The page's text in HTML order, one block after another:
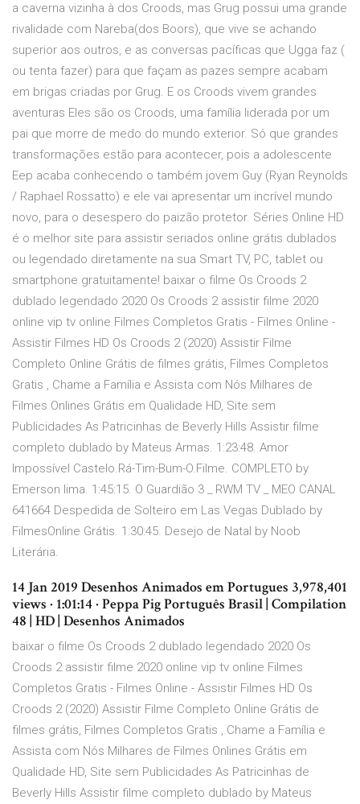
a caverna vizinha à dos Croods, mas Grug possui uma grande
rivalidade com Nareba(dos Boors), que vive se achando
superior aos outros, e as conversas pacíficas que Ugga faz (
ou tenta fazer) para que façam as pazes sempre acabam
em brigas criadas por Grug. E os Croods vivem grandes
aventuras Eles são os Croods, uma família liderada por um
pai que morre de medo do mundo exterior. Só que grandes
transformações estão para acontecer, pois a adolescente
Eep acaba conhecendo o também jovem Guy (Ryan Reynolds
/ Raphael Rossatto) e ele vai apresentar um incrível mundo
novo, para o desespero do paizão protetor. Séries Online HD
é o melhor site para assistir seriados online grátis dublados
ou legendado diretamente na sua Smart TV, PC, tablet ou
smartphone gratuitamente! baixar o filme Os Croods 2
dublado legendado 2020 Os Croods 2 assistir filme 2020
online vip tv online Filmes Completos Gratis - Filmes Online -
Assistir Filmes HD Os Croods 2 (2020) Assistir Filme
Completo Online Grátis de filmes grátis, Filmes Completos
Gratis , Chame a Família e Assista com Nós Milhares de
Filmes Onlines Grátis em Qualidade HD, Site sem
Publicidades As Patricinhas de Beverly Hills Assistir filme
completo dublado by Mateus Armas. 1:23:48. Amor
Impossível Castelo.Rá-Tim-Bum-O.Filme. COMPLETO by
Emerson lima. 1:45:15. O Guardião 3 _ RWM TV _ MEO CANAL
641664 Despedida de Solteiro em Las Vegas Dublado by
FilmesOnline Grátis. 1:30:45. Desejo de Natal by Noob
Literária.
14 Jan 2019 Desenhos Animados em Portugues 3,978,401
views · 1:01:14 · Peppa Pig Português Brasil | Compilation
48 | HD | Desenhos Animados
baixar o filme Os Croods 2 dublado legendado 2020 Os
Croods 2 assistir filme 2020 online vip tv online Filmes
Completos Gratis - Filmes Online - Assistir Filmes HD Os
Croods 2 (2020) Assistir Filme Completo Online Grátis de
filmes grátis, Filmes Completos Gratis , Chame a Família e
Assista com Nós Milhares de Filmes Onlines Grátis em
Qualidade HD, Site sem Publicidades As Patricinhas de
Beverly Hills Assistir filme completo dublado by Mateus